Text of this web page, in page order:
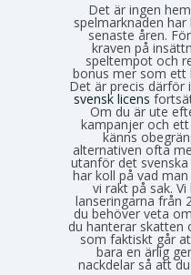
Det är ingen
spelmarknaden
senaste åren.
kraven på
speltempot och
bonus mer som ett
Det är precis därför
svensk licens
Om du är ute
kampanjer och
känns
alternativen ofta
utanför det
har koll på vad
vi rakt på sak.
lanseringarna från
du behöver veta
du hanterar skatten
som faktiskt går
bara en ärlig
nackdelar så att